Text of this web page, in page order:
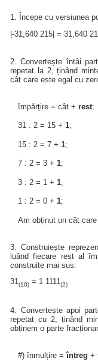
1. Începe cu versiunea
|-31,640 215| = 31,640
2. Convertește întâi
repetat la 2, ținând
cât care este egal cu
împărțire = cât + rest;
31 : 2 = 15 + 1;
15 : 2 = 7 + 1;
7 : 2 = 3 + 1;
3 : 2 = 1 + 1;
1 : 2 = 0 + 1;
Am obținut un cât
3. Construiește
luând fiecare rest al
construite mai sus:
31(10) = 1 1111(2)
4. Convertește apoi
repetat cu 2, ținând
obținem o parte
#) înmulțire =întreg +